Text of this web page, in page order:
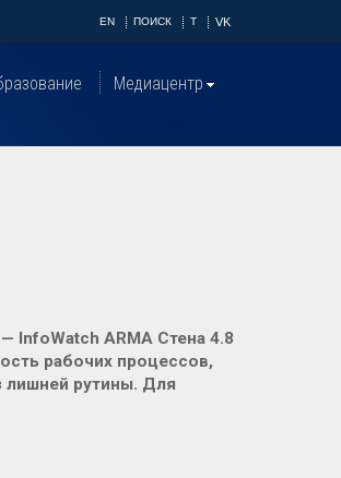
EN ПОИСК T VK
Медиацентр
InfoWatch ARMA Стена 4.8
рабочих процессов,
лишней рутины. Для